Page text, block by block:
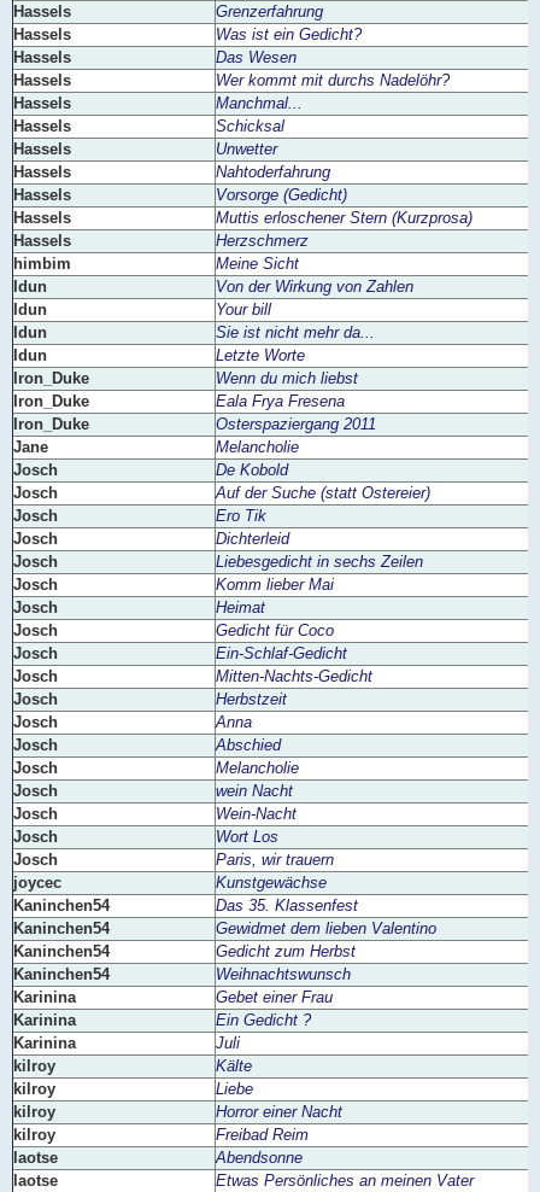
Hassels
Grenzerfahrung
Hassels
Was ist ein Gedicht?
Hassels
Das Wesen
Hassels
Wer kommt mit durchs Nadelöhr?
Hassels
Manchmal...
Hassels
Schicksal
Hassels
Unwetter
Hassels
Nahtoderfahrung
Hassels
Vorsorge (Gedicht)
Hassels
Muttis erloschener Stern (Kurzprosa)
Hassels
Herzschmerz
himbim
Meine Sicht
Idun
Von der Wirkung von Zahlen
Idun
Your bill
Idun
Sie ist nicht mehr da...
Idun
Letzte Worte
Iron_Duke
Wenn du mich liebst
Iron_Duke
Eala Frya Fresena
Iron_Duke
Osterspaziergang 2011
Jane
Melancholie
Josch
De Kobold
Josch
Auf der Suche (statt Ostereier)
Josch
Ero Tik
Josch
Dichterleid
Josch
Liebesgedicht in sechs Zeilen
Josch
Komm lieber Mai
Josch
Heimat
Josch
Gedicht für Coco
Josch
Ein-Schlaf-Gedicht
Josch
Mitten-Nachts-Gedicht
Josch
Herbstzeit
Josch
Anna
Josch
Abschied
Josch
Melancholie
Josch
wein Nacht
Josch
Wein-Nacht
Josch
Wort Los
Josch
Paris, wir trauern
joycec
Kunstgewächse
Kaninchen54
Das 35. Klassenfest
Kaninchen54
Gewidmet dem lieben Valentino
Kaninchen54
Gedicht zum Herbst
Kaninchen54
Weihnachtswunsch
Karinina
Gebet einer Frau
Karinina
Ein Gedicht ?
Karinina
Juli
kilroy
Kälte
kilroy
Liebe
kilroy
Horror einer Nacht
kilroy
Freibad Reim
laotse
Abendsonne
laotse
Etwas Persönliches an meinen Vater